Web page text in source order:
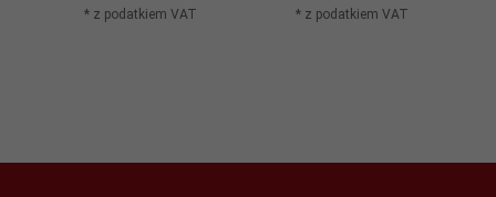
* z podatkiem VAT * z podatkiem VAT